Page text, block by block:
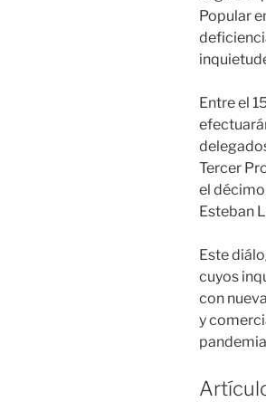
Popular
Entre el
Tercer
el
Esteban
Este
cuyos
con
y